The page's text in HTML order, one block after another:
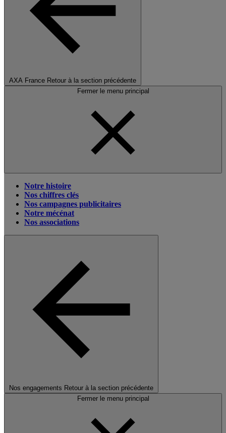
AXA France Retour à la section précédente
Fermer le menu principal
Notre histoire
Nos chiffres clés
Nos campagnes publicitaires
Notre mécénat
Nos associations
Nos engagements Retour à la section précédente
Fermer le menu principal